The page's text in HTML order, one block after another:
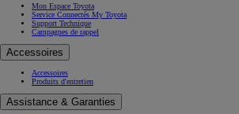
Mon Espace Toyota
Service Connectés My Toyota
Support Technique
Campagnes de rappel
Accessoires
Accessoires
Produits d'entretien
Assistance & Garanties